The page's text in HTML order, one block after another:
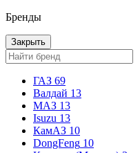
Бренды
Закрыть
ГАЗ 69
Валдай 13
МАЗ 13
Isuzu 13
КамАЗ 10
DongFeng 10